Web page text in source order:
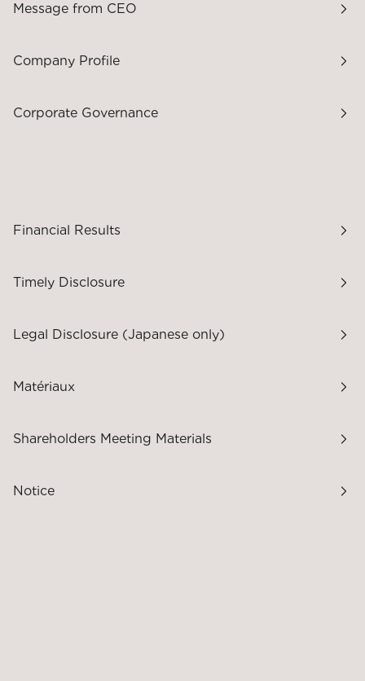
Message from CEO
Company Profile
Corporate Governance
Financial Results
Timely Disclosure
Legal Disclosure (Japanese only)
Matériaux
Shareholders Meeting Materials
Notice